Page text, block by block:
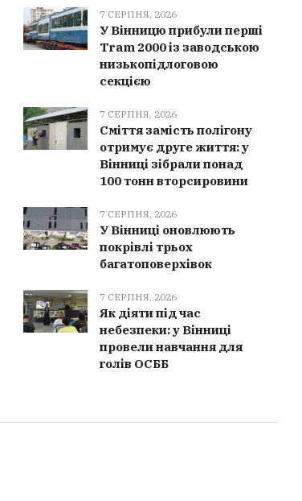
7 СЕРПНЯ, 2026
У Вінницю прибули перші
Tram 2000 із заводською
низькопідлоговою
секцією
7 СЕРПНЯ, 2026
Сміття замість полігону
отримує друге життя: у
Вінниці зібрали понад
100 тонн вторсировини
7 СЕРПНЯ, 2026
У Вінниці оновлюють
покрівлі трьох
багатоповерхівок
7 СЕРПНЯ, 2026
Як діяти під час
небезпеки: у Вінниці
провели навчання для
голів ОСББ